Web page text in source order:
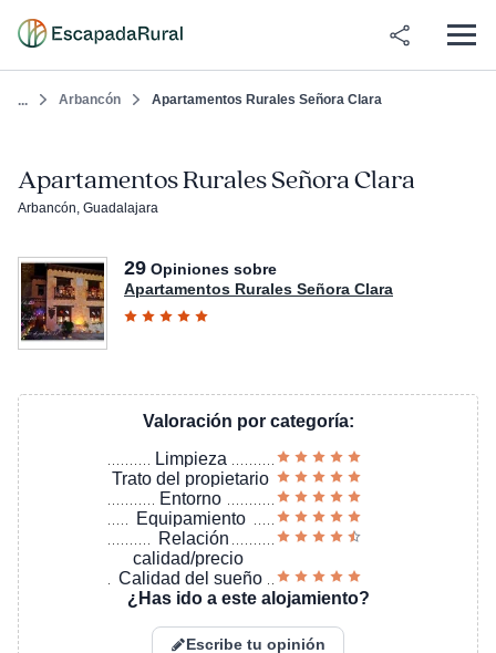
... Arbancón Apartamentos Rurales Señora Clara
Apartamentos Rurales Señora Clara
Arbancón, Guadalajara
29 Opiniones sobre
Apartamentos Rurales Señora Clara
Valoración por categoría:
Limpieza
Trato del propietario
Entorno
Equipamiento
Relación
calidad/precio
Calidad del sueño
¿Has ido a este alojamiento?
Escribe tu opinión